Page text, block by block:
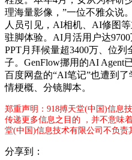
理海量影像，”一位不雅众说
人员引见，AI相机、AI修图
驻脚体验。AI月活用户达
PPT月拜候量超3400万、位
子。GenFlow挪用的AI Agent
百度网盘的“AI笔记”也遭到
情梗概、分镜脚本。
郑重声明：918搏天堂(中国)信息
传递更多信息之目的 ，并不意味
堂(中国)信息技术有限公司不负责
分享到：